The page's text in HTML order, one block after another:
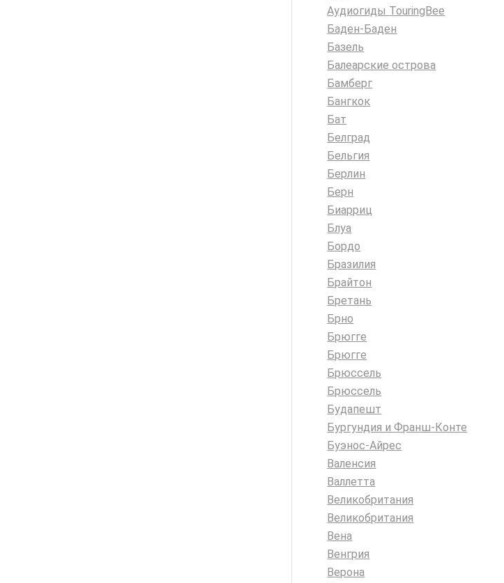
Аудиогиды TouringBee
Баден-Баден
Базель
Балеарские острова
Бамберг
Бангкок
Бат
Белград
Бельгия
Берлин
Берн
Биарриц
Блуа
Бордо
Бразилия
Брайтон
Бретань
Брно
Брюгге
Брюгге
Брюссель
Брюссель
Будапешт
Бургундия и Франш-Конте
Буэнос-Айрес
Валенсия
Валлетта
Великобритания
Великобритания
Вена
Венгрия
Верона